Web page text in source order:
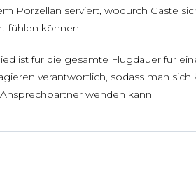
Porzellan serviert, wodurch Gäste
fühlen können
ist für die gesamte Flugdauer für
verantwortlich, sodass man sich
wenden kann